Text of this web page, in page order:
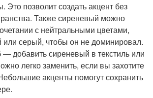
Это позволит создать акцент без
Также сиреневый можно
с нейтральными цветами,
или серый, чтобы он не доминировал.
добавить сиреневый в текстиль или
легко заменить, если вы захотите
акценты помогут сохранить